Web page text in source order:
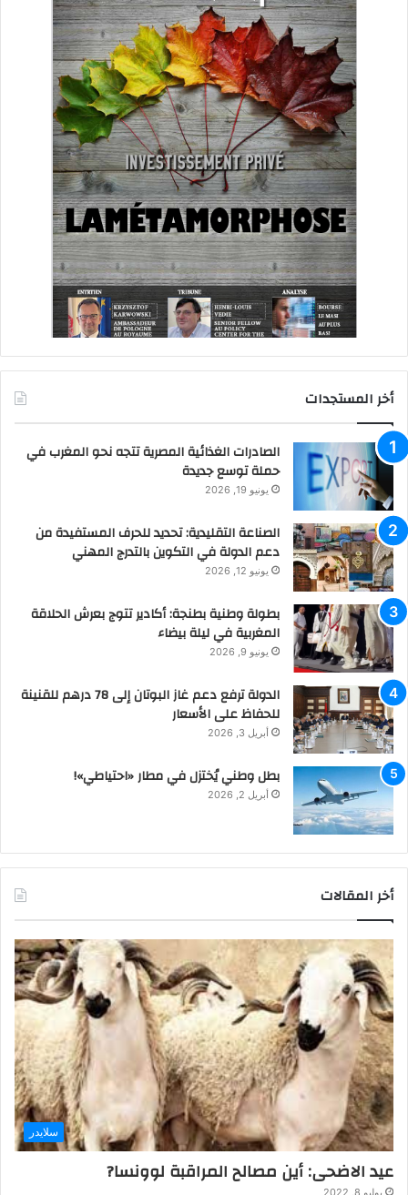
أخر المستجدات
الصادرات الغذائية المصرية تتجه نحو المغرب في
حملة توسع جديدة
يونيو 19, 2026
الصناعة التقليدية: تحديد للحرف المستفيدة من
دعم الدولة في التكوين بالتدرج المهني
يونيو 12, 2026
بطولة وطنية بطنجة: أكادير تتوج بعرش الحلاقة
المغربية في ليلة بيضاء
يونيو 9, 2026
الدولة ترفع دعم غاز البوتان إلى 78 درهم للقنينة
للحفاظ على الأسعار
أبريل 3, 2026
بطل وطني يُختزل في مطار «احتياطي»!
أبريل 2, 2026
أخر المقالات
سلايدر
عيد الاضحى: أين مصالح المراقبة لوونسا?